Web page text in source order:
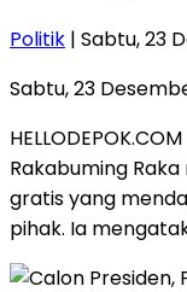
Politik | Sabtu, 23
Sabtu, 23
Rakabuming
gratis yang
pihak. Ia